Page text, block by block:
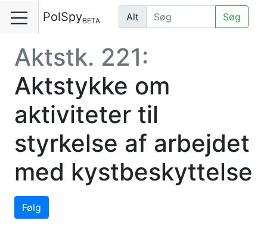
PolSpyBETA Alt Søg
Aktstk. 221:
Aktstykke om
aktiviteter til
styrkelse af arbejdet
med kystbeskyttelse
Følg